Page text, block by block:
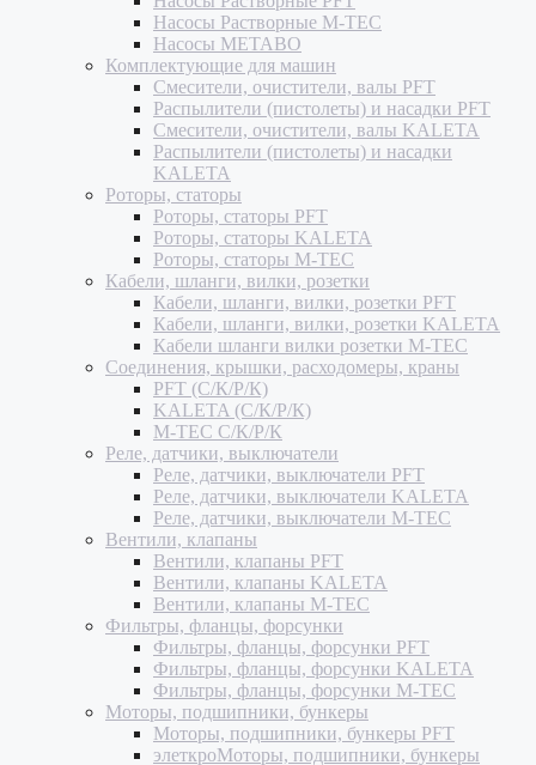
Насосы Растворные M-TEC
Насосы METABO
Комплектующие для машин
Смесители, очистители, валы PFT
Распылители (пистолеты) и насадки PFT
Смесители, очистители, валы KALETA
Распылители (пистолеты) и насадки
KALETA
Роторы, статоры
Роторы, статоры PFT
Роторы, статоры KALETA
Роторы, статоры M-TEC
Кабели, шланги, вилки, розетки
Кабели, шланги, вилки, розетки PFT
Кабели, шланги, вилки, розетки KALETA
Кабели шланги вилки розетки M-TEC
Соединения, крышки, расходомеры, краны
PFT (С/К/Р/К)
KALETA (С/К/Р/К)
M-TEC С/К/Р/К
Реле, датчики, выключатели
Реле, датчики, выключатели PFT
Реле, датчики, выключатели KALETA
Реле, датчики, выключатели M-TEC
Вентили, клапаны
Вентили, клапаны PFT
Вентили, клапаны KALETA
Вентили, клапаны M-TEC
Фильтры, фланцы, форсунки
Фильтры, фланцы, форсунки PFT
Фильтры, фланцы, форсунки KALETA
Фильтры, фланцы, форсунки M-TEC
Моторы, подшипники, бункеры
Моторы, подшипники, бункеры PFT
элеткроМоторы, подшипники, бункеры